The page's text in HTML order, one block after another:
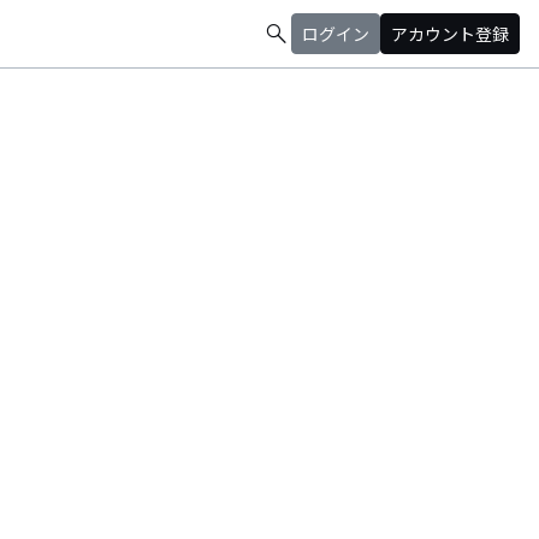
search ログイン アカウント登録